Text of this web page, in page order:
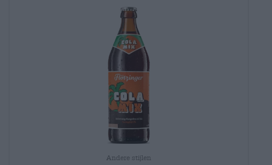
Andere stijlen